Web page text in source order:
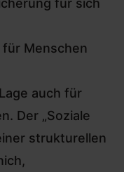
Menschen
auch für
Der „Soziale
strukturellen